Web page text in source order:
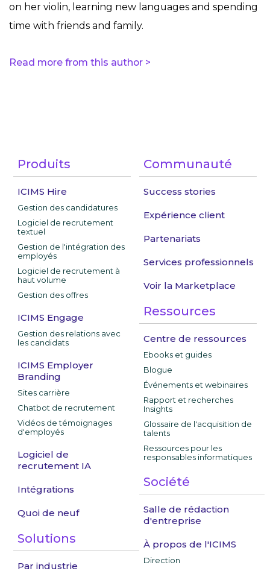
on her violin, learning new languages and spending
time with friends and family.
Read more from this author >
Produits
ICIMS Hire
Gestion des candidatures
Logiciel de recrutement
textuel
Gestion de l'intégration des
employés
Logiciel de recrutement à
haut volume
Gestion des offres
ICIMS Engage
Gestion des relations avec
les candidats
ICIMS Employer
Branding
Sites carrière
Chatbot de recrutement
Vidéos de témoignages
d'employés
Logiciel de
recrutement IA
Intégrations
Quoi de neuf
Solutions
Par industrie
Communauté
Success stories
Expérience client
Partenariats
Services professionnels
Voir la Marketplace
Ressources
Centre de ressources
Ebooks et guides
Blogue
Événements et webinaires
Rapport et recherches
Insights
Glossaire de l'acquisition de
talents
Ressources pour les
responsables informatiques
Société
Salle de rédaction
d'entreprise
À propos de l'ICIMS
Direction